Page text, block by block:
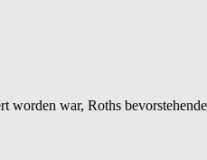
worden war, Roths